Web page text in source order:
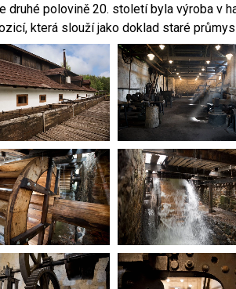
druhé polovině 20. století byla výroba v
která slouží jako doklad staré